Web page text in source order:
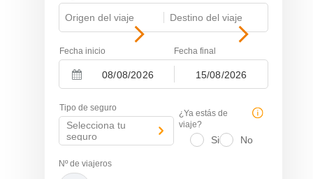
Origen del viaje Destino del viaje
Fecha inicio Fecha final
Navigate
to
interact
with
the
and
Navigate
to
interact
with
the
Nº de viajeros
Tipo de seguro
Selecciona tu
seguro
¿Ya estás de
viaje?
Si No